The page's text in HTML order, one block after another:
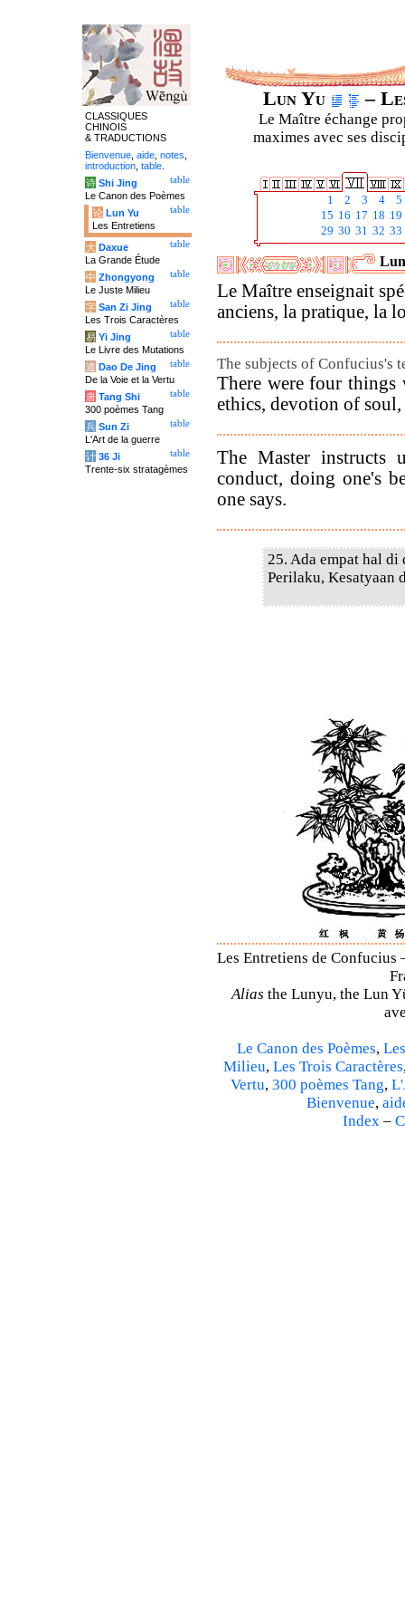
Lun Yu –
Le Maître échange
maximes avec ses
1 2 3 4
5
15 16 17 18 19
29 30 31 32 33
Le Maître enseignait
anciens, la pratique, la
The subjects of Confucius's
There were four things
ethics, devotion of
The Master instructs
conduct, doing one's
one says.
25. Ada empat hal
Perilaku, Kesatyaan
Les Entretiens de
Alias the Lunyu, the Lun
Le Canon des Poèmes,
Milieu, Les Trois Caractères
Vertu, 300 poèmes Tang,
Bienvenue,
Index –
CLASSIQUES
CHINOIS
& TRADUCTIONS
Bienvenue aide notes
introduction table
table
诗 Shi Jing
Le Canon des Poèmes
table
论 Lun Yu
Les Entretiens
table
大 Daxue
La Grande Étude
table
中 Zhongyong
Le Juste Milieu
table
字 San Zi Jing
Les Trois Caractères
table
易 Yi Jing
Le Livre des Mutations
table
道 Dao De Jing
De la Voie et la Vertu
table
唐 Tang Shi
300 poèmes Tang
table
兵 Sun Zi
L'Art de la guerre
table
计 36 Ji
Trente-six stratagèmes